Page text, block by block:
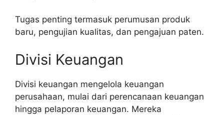
Tugas penting termasuk perumusan produk
baru, pengujian kualitas, dan pengajuan paten.
Divisi Keuangan
Divisi keuangan mengelola keuangan
perusahaan, mulai dari perencanaan keuangan
hingga pelaporan keuangan. Mereka